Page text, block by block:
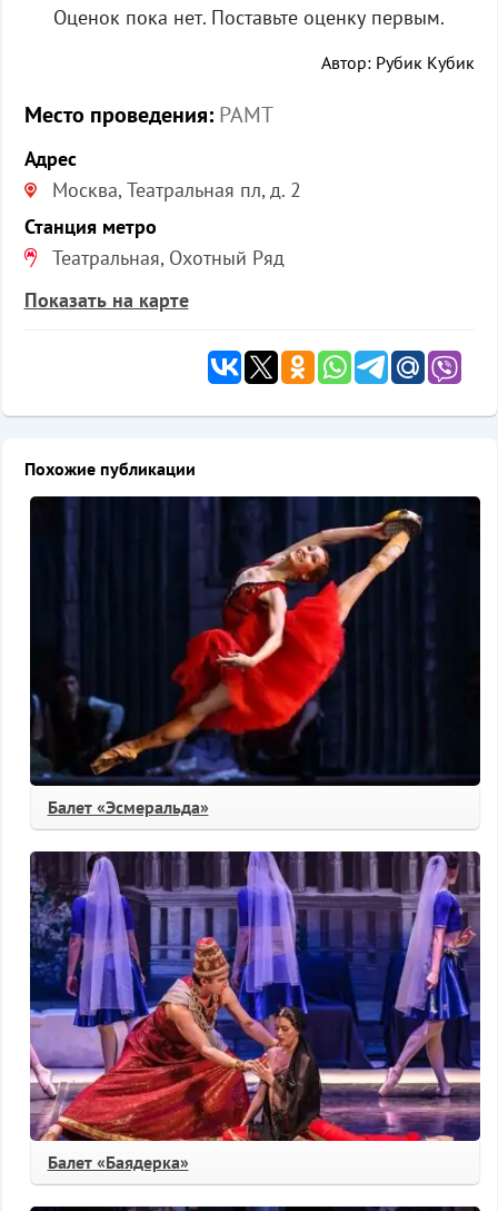
Оценок пока нет. Поставьте оценку первым.
Автор: Рубик Кубик
Место проведения:РАМТ
Адрес
Москва, Театральная пл, д. 2
Станция метро
Театральная, Охотный Ряд
Показать на карте
Похожие публикации
Балет «Эсмеральда»
Балет «Баядерка»